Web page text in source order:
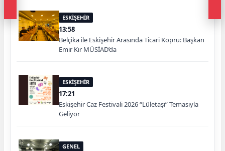
ESKİŞEHİR
13:58
Belçika ile Eskişehir Arasında Ticari Köprü: Başkan
Emir Kır MÜSİAD’da
ESKİŞEHİR
17:21
Eskişehir Caz Festivali 2026 “Lületaşı” Temasıyla
Geliyor
GENEL